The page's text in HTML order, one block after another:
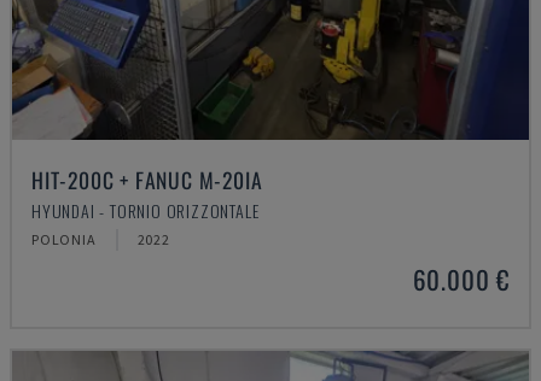
HIT-200C + FANUC M-20IA
HYUNDAI - TORNIO ORIZZONTALE
POLONIA 2022
60.000 €